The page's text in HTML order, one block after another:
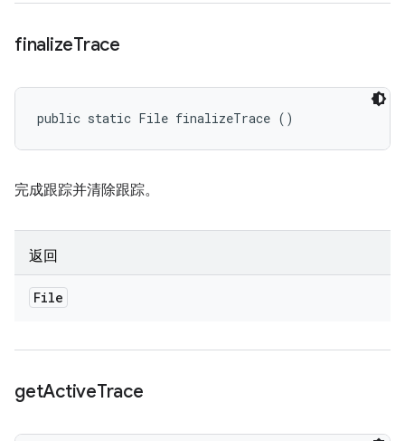
finalizeTrace
public static File finalizeTrace ()
完成跟踪并清除跟踪。
返回
File
getActiveTrace